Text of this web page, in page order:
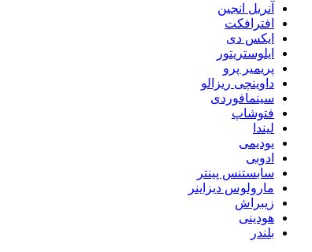
آنریل انجین
افترافکت
ایکس دی
ایلوستریتور
پریمیر پرو
داوینچی ریزالو
سینمافوردی
فتوشاپ
لیندا
یودیمی
ادوبی
سابستنس پینتر
مارولوس دیزاینر
زیبراش
هودینی
بلندر